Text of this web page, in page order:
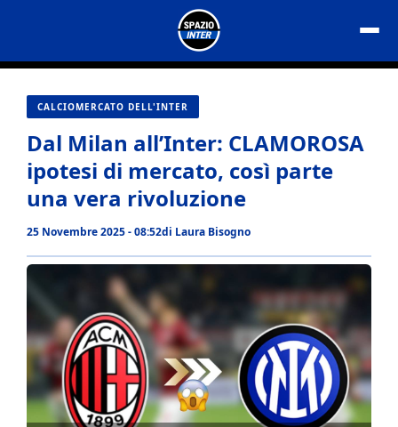
contenuto
CALCIOMERCATO DELL'INTER
Dal Milan all’Inter: CLAMOROSA
ipotesi di mercato, così parte
una vera rivoluzione
25 Novembre 2025 - 08:52di Laura Bisogno